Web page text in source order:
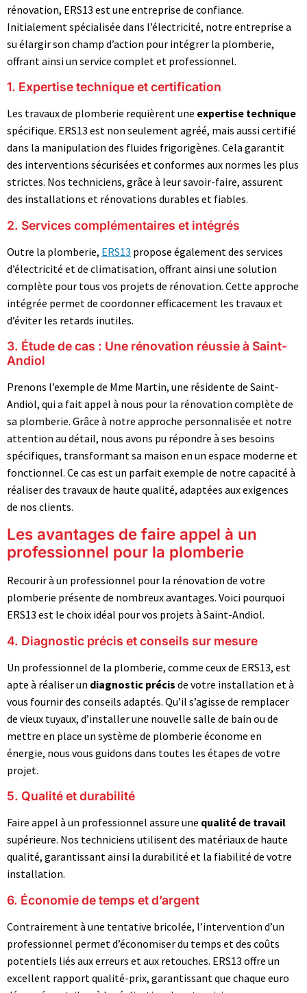
rénovation, ERS13 est une entreprise de confiance.
Initialement spécialisée dans l’électricité, notre entreprise a
su élargir son champ d’action pour intégrer la plomberie,
offrant ainsi un service complet et professionnel.
1. Expertise technique et certification
Les travaux de plomberie requièrent une expertise technique
spécifique. ERS13 est non seulement agréé, mais aussi certifié
dans la manipulation des fluides frigorigènes. Cela garantit
des interventions sécurisées et conformes aux normes les plus
strictes. Nos techniciens, grâce à leur savoir-faire, assurent
des installations et rénovations durables et fiables.
2. Services complémentaires et intégrés
Outre la plomberie, ERS13 propose également des services
d’électricité et de climatisation, offrant ainsi une solution
complète pour tous vos projets de rénovation. Cette approche
intégrée permet de coordonner efficacement les travaux et
d’éviter les retards inutiles.
3. Étude de cas : Une rénovation réussie à Saint-
Andiol
Prenons l’exemple de Mme Martin, une résidente de Saint-
Andiol, qui a fait appel à nous pour la rénovation complète de
sa plomberie. Grâce à notre approche personnalisée et notre
attention au détail, nous avons pu répondre à ses besoins
spécifiques, transformant sa maison en un espace moderne et
fonctionnel. Ce cas est un parfait exemple de notre capacité à
réaliser des travaux de haute qualité, adaptées aux exigences
de nos clients.
Les avantages de faire appel à un
professionnel pour la plomberie
Recourir à un professionnel pour la rénovation de votre
plomberie présente de nombreux avantages. Voici pourquoi
ERS13 est le choix idéal pour vos projets à Saint-Andiol.
4. Diagnostic précis et conseils sur mesure
Un professionnel de la plomberie, comme ceux de ERS13, est
apte à réaliser un diagnostic précis de votre installation et à
vous fournir des conseils adaptés. Qu’il s’agisse de remplacer
de vieux tuyaux, d’installer une nouvelle salle de bain ou de
mettre en place un système de plomberie économe en
énergie, nous vous guidons dans toutes les étapes de votre
projet.
5. Qualité et durabilité
Faire appel à un professionnel assure une qualité de travail
supérieure. Nos techniciens utilisent des matériaux de haute
qualité, garantissant ainsi la durabilité et la fiabilité de votre
installation.
6. Économie de temps et d’argent
Contrairement à une tentative bricolée, l’intervention d’un
professionnel permet d’économiser du temps et des coûts
potentiels liés aux erreurs et aux retouches. ERS13 offre un
excellent rapport qualité-prix, garantissant que chaque euro